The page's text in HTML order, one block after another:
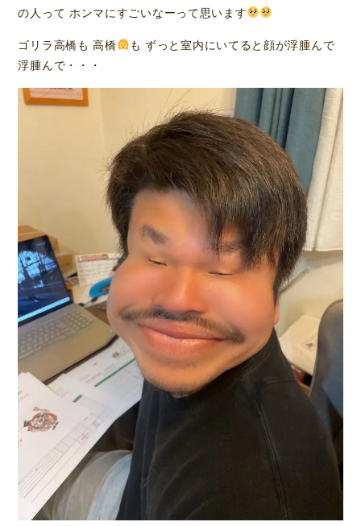
の人って ホンマにすごいなーって思います
ゴリラ高橋も 高橋
も ずっと室内にいてると顔が浮腫んで
浮腫んで・・・